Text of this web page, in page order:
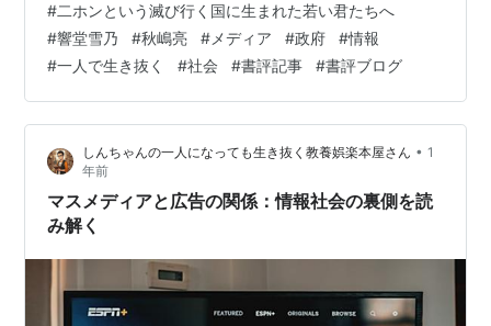
から、無知のままでいいという考えに。 しかし、本当に
無知のままでいいのでしょうか。 知らないところで大き
な事件が起きています。ニュースでは報道いたしませ
ん。 こっそりと解決し、終わらせているところがありま
す。 国民はそのことをまったく知りません。知らないだ
けです。 私は本書を読みながら、そ…
#二ホンという滅び行く国に生まれた若い君たちへ
#響堂雪乃 #秋嶋亮 # メディア #政府 #情報
#一人で生き抜く #社会 #書評記事 #書評ブログ
しんちゃんの一人になっても生き抜く教養娯楽本屋さん • 1
年前
マスメディアと広告の関係：情報社会の裏側を読
み解く